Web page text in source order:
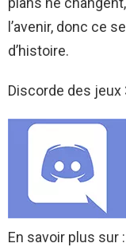
l’avenir, donc ce
d’histoire.
Discorde des jeux
En savoir plus sur